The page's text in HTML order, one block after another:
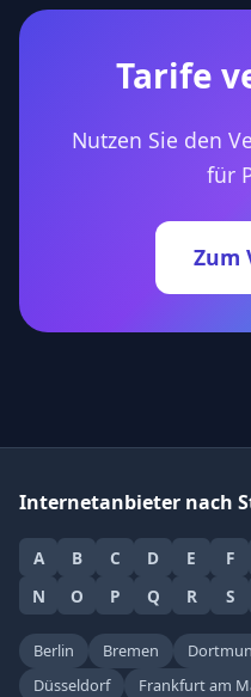
Tarife
Nutzen Sie den
für
Zum
Internetanbieter nach
A B C D E F
N
O P Q R S
Berlin Bremen
Düsseldorf
Frankfurt am